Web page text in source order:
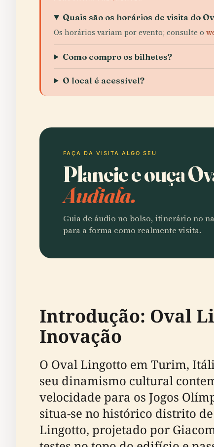
Quais são os horários de visita do
Os horários variam por evento; consulte o
Como compro os bilhetes?
O local é acessível?
FAÇA DA VISITA ALGO SEU
Planeie e ouça
Audiala.
Guia de áudio no bolso, itinerário no
para a forma como realmente visita.
Introdução: Oval
Inovação
O Oval Lingotto em Turim,
seu dinamismo cultural
velocidade para os Jogos
situa-se no histórico distrito
Lingotto, projetado por